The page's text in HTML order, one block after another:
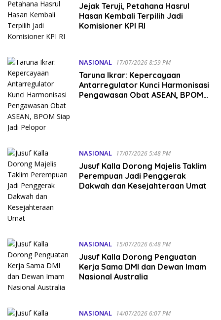
Jejak Teruji, Petahana Hasrul
Hasan Kembali Terpilih Jadi
Komisioner KPI RI
NASIONAL 17/07/2026 8:59 PM
Taruna Ikrar: Kepercayaan
Antarregulator Kunci Harmonisasi
Pengawasan Obat ASEAN, BPOM
NASIONAL 17/07/2026 5:48 PM
Jusuf Kalla Dorong Majelis Taklim
Perempuan Jadi Penggerak
Dakwah dan Kesejahteraan Umat
NASIONAL 15/07/2026 6:48 PM
Jusuf Kalla Dorong Penguatan
Kerja Sama DMI dan Dewan Imam
Nasional Australia
NASIONAL 14/07/2026 6:07 PM